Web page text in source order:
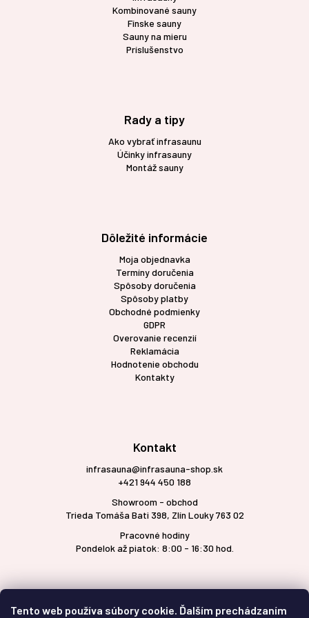
Tento web používa súbory cookie. Ďalším prechádzaním
r
v
k
y
s
u
Kombinované sauny
Fínske sauny
Sauny na mieru
Príslušenstvo
Rady a tipy
Ako vybrať infrasaunu
Účinky infrasauny
Montáž sauny
Dôležité informácie
Moja objednavka
Termíny doručenia
Spôsoby doručenia
Spôsoby platby
Obchodné podmienky
GDPR
Overovanie recenzií
Reklamácia
Hodnotenie obchodu
Kontakty
Kontakt
infrasauna@infrasauna-shop.sk
+421 944 450 188
Showroom - obchod
Trieda Tomáša Bati 398, Zlín Louky 763 02
Pracovné hodiny
Pondelok až piatok: 8:00 - 16:30 hod.